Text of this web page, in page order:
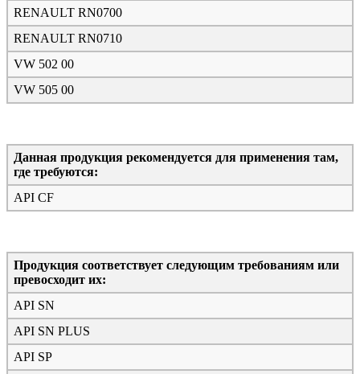
RENAULT RN0700
RENAULT RN0710
VW 502 00
VW 505 00
Данная продукция рекомендуется для применения там,
где требуются:
API CF
Продукция соответствует следующим требованиям или
превосходит их:
API SN
API SN PLUS
API SP